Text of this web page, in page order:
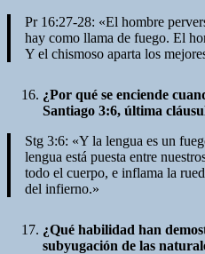
Pr 16:27-28: «El hombre
hay como llama de fuego. El
Y el chismoso aparta los
¿Por qué se enciende
Santiago 3:6, última
Stg 3:6: «Y la lengua es un
lengua está puesta entre
todo el cuerpo, e inflama la
del infierno.»
¿Qué habilidad han
subyugación de las